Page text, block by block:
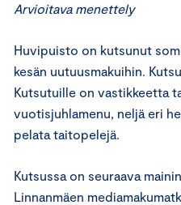
Arvioitava menettely
Huvipuisto on kutsunut
kesän uutuusmakuihin.
Kutsutuille on vastikkeetta
vuotisjuhlamenu, neljä eri
pelata taitopelejä.
Kutsussa on seuraava
Linnanmäen